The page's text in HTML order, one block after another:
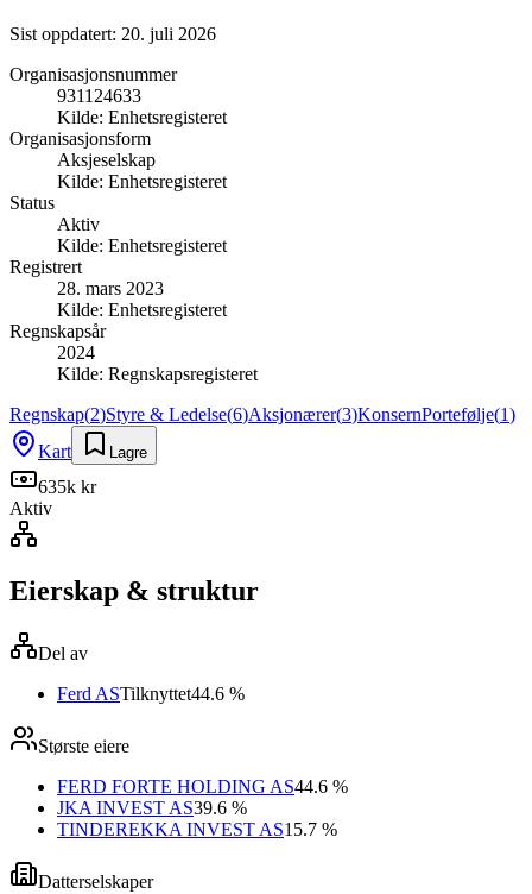
Sist oppdatert: 20. juli 2026
Organisasjonsnummer
931124633
Kilde: Enhetsregisteret
Organisasjonsform
Aksjeselskap
Kilde: Enhetsregisteret
Status
Aktiv
Kilde: Enhetsregisteret
Registrert
28. mars 2023
Kilde: Enhetsregisteret
Regnskapsår
2024
Kilde: Regnskapsregisteret
Regnskap(2)Styre & Ledelse(6)Aksjonærer(3)KonsernPortefølje(1)
Kart
Lagre
635k kr
Aktiv
Eierskap & struktur
Del av
Ferd ASTilknyttet44.6 %
Største eiere
FERD FORTE HOLDING AS44.6 %
JKA INVEST AS39.6 %
TINDEREKKA INVEST AS15.7 %
Datterselskaper